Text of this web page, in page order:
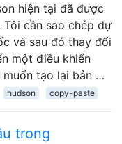
hiện tại đã được
cần sao chép dự
và sau đó thay đổi
một điều khiển
muốn tạo lại bản …
hudson copy-paste
trong